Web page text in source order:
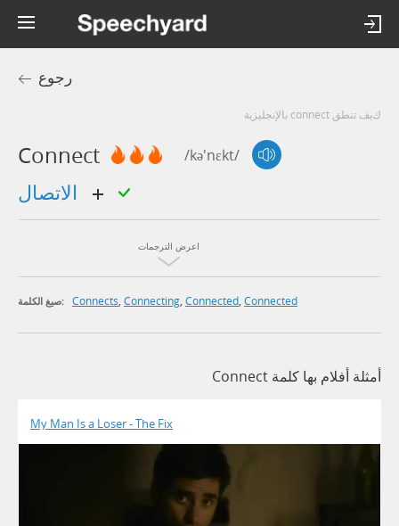
رجوع
كيف تنطق connect بالإنجليزية
Connect /kə'nɛkt/
اعرض الترجمات
صيغ الكلمة: Connects, Connecting, Connected, Connected
أمثلة أفلام بها كلمة Connect
My Man Is a Loser - The Fix